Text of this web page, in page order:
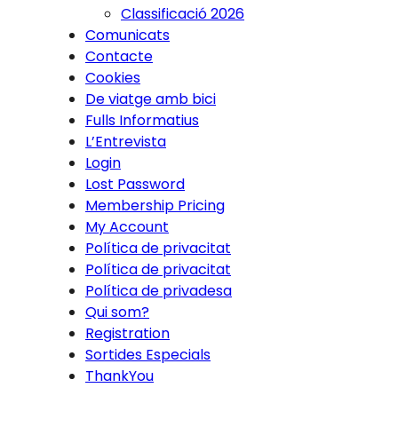
Classificació 2026
Comunicats
Contacte
Cookies
De viatge amb bici
Fulls Informatius
L’Entrevista
Login
Lost Password
Membership Pricing
My Account
Política de privacitat
Política de privacitat
Política de privadesa
Qui som?
Registration
Sortides Especials
ThankYou